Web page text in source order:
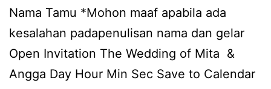
Nama Tamu *Mohon maaf apabila ada
kesalahan padapenulisan nama dan gelar
Open Invitation The Wedding of Mita &
Angga Day Hour Min Sec Save to Calendar